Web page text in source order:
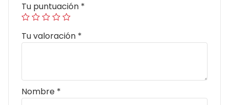
Tu puntuación *
Tu valoración *
Nombre *